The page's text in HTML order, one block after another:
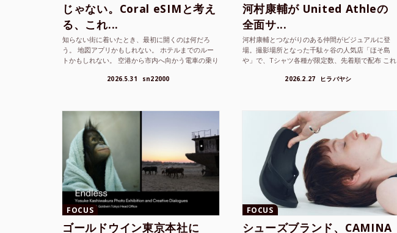
じゃない。Coral eSIMと考え
る、これ...
知らない街に着いたとき、最初に開くのは何だろ
う。 地図アプリかもしれない。 ホテルまでのルー
トかもしれない。 空港から市内へ向かう電車の乗り
て、その街の空...2026.5.31 sn22000
河村康輔が United Athleの
全面サ...
河村康輔とつながりのある仲間がビジュアルに登
場。撮影場所となった千駄ヶ谷の人気店「ほそ島
や」で、Tシャツ各種が限定数、先着順で配布 これ
2026.2.27 ヒラバヤシ
FOCUS
ゴールドウイン東京本社に
FOCUS
シューズブランド、CAMINA